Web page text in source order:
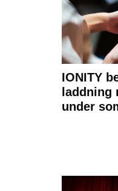
IONITY
laddning
under